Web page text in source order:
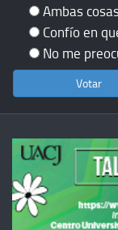
Ambas
Confío en
No me